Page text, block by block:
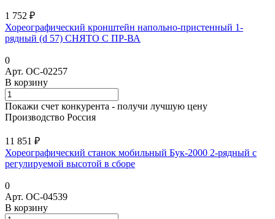
1 752 ₽
Хореографический кронштейн напольно-пристенный 1-
рядный (d 57) СНЯТО С ПР-ВА
0
Арт. ОС-02257
В корзину
Покажи счет конкурента - получи лучшую цену
Производство Россия
11 851 ₽
Хореографический станок мобильный Бук-2000 2-рядный с
регулируемой высотой в сборе
0
Арт. ОС-04539
В корзину